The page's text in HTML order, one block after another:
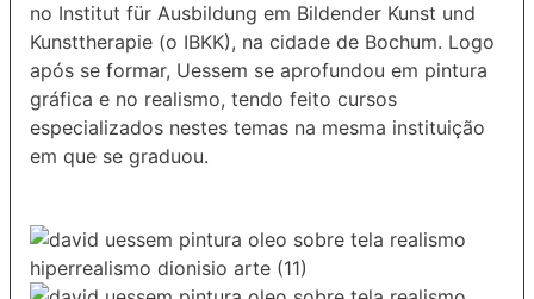
no Institut für Ausbildung em Bildender Kunst und
Kunsttherapie (o IBKK), na cidade de Bochum. Logo
após se formar, Uessem se aprofundou em pintura
gráfica e no realismo, tendo feito cursos
especializados nestes temas na mesma instituição
em que se graduou.